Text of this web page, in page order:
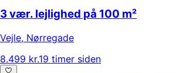
3 vær. lejlighed på 100 m²
Vejle, Nørregade
8.499 kr.19 timer siden